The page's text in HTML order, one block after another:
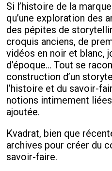
Si l’histoire de la
qu’une exploration des
des pépites de
croquis anciens, de
vidéos en noir et blanc,
d’époque… Tout se
construction d’un
l’histoire et du savoir-
notions intimement
ajoutée.
Kvadrat, bien que
archives pour créer du
savoir-faire.